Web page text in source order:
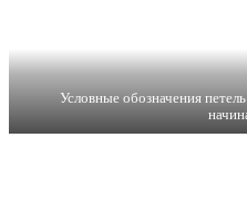
Условные обозначения